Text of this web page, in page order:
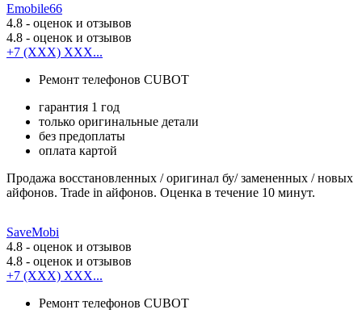
Emobile66
4.8 - оценок и отзывов
4.8 - оценок и отзывов
+7 (XXX) XXX...
Ремонт телефонов CUBOT
гарантия 1 год
только оригинальные детали
без предоплаты
оплата картой
Продажа восстановленных / оригинал бу/ замененных / новых
айфонов. Trade in айфонов. Оценка в течение 10 минут.
SaveMobi
4.8 - оценок и отзывов
4.8 - оценок и отзывов
+7 (XXX) XXX...
Ремонт телефонов CUBOT